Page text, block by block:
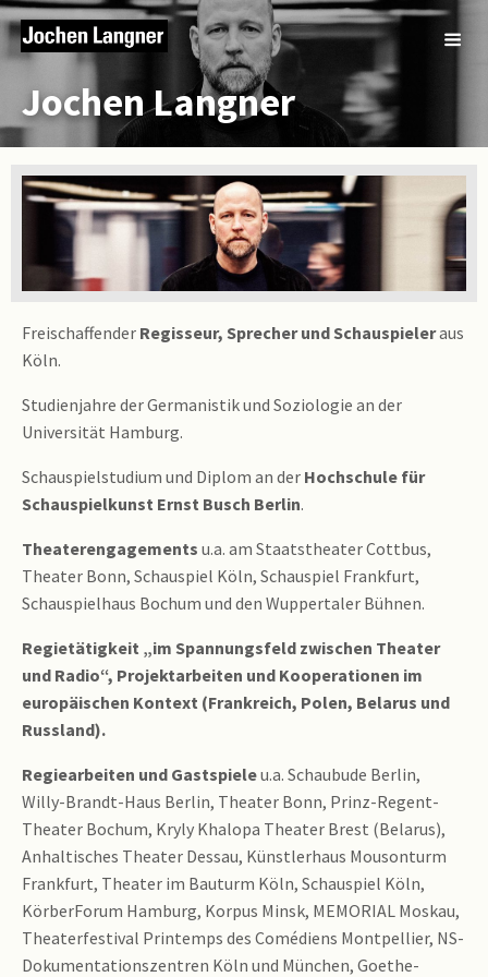
Jochen Langner
Freischaffender Regisseur, Sprecher und Schauspieleraus
Köln.
Studienjahre der Germanistik und Soziologie an der
Universität Hamburg.
Schauspielstudium und Diplom an der Hochschule für
Schauspielkunst Ernst Busch Berlin.
Theaterengagements u.a. am Staatstheater Cottbus,
Theater Bonn, Schauspiel Köln, Schauspiel Frankfurt,
Schauspielhaus Bochum und den Wuppertaler Bühnen.
Regietätigkeit „im Spannungsfeld zwischen Theater
und Radio“, Projektarbeiten und Kooperationen im
europäischen Kontext (Frankreich, Polen, Belarus und
Russland).
Regiearbeiten und Gastspieleu.a. Schaubude Berlin,
Willy-Brandt-Haus Berlin, Theater Bonn, Prinz-Regent-
Theater Bochum, Kryly Khalopa Theater Brest (Belarus),
Anhaltisches Theater Dessau, Künstlerhaus Mousonturm
Frankfurt, Theater im Bauturm Köln, Schauspiel Köln,
KörberForum Hamburg, Korpus Minsk, MEMORIAL Moskau,
Theaterfestival Printemps des Comédiens Montpellier, NS-
Dokumentationszentren Köln und München, Goethe-